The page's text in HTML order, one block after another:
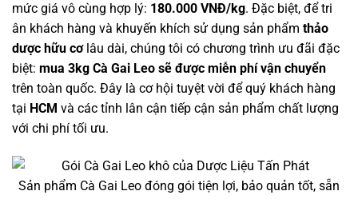
mức giá vô cùng hợp lý: 180.000 VNĐ/kg. Đặc biệt, để tri
ân khách hàng và khuyến khích sử dụng sản phẩm thảo
dược hữu cơlâu dài, chúng tôi có chương trình ưu đãi đặc
biệt: mua 3kg Cà Gai Leo sẽ được miễn phí vận chuyển
trên toàn quốc. Đây là cơ hội tuyệt vời để quý khách hàng
tại HCM và các tỉnh lân cận tiếp cận sản phẩm chất lượng
với chi phí tối ưu.
Sản phẩm Cà Gai Leo đóng gói tiện lợi, bảo quản tốt, sẵn